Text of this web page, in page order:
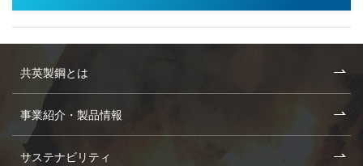
共英製鋼とは
事業紹介・製品情報
サステナビリティ